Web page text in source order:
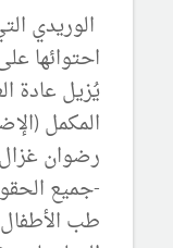
الوريدي
احتوائها
يُزيل عادة
المكمل
-جميع
طب